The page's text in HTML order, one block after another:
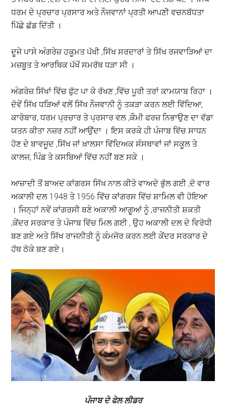
ਧਰਮ ਦੇ ਪ੍ਰਚਾਰ ਪ੍ਰਸਾਰ ਅਤੇ ਨੌਜਵਾਨਾਂ ਪ੍ਰਤੀ ਆਪਣੀ ਵਚਨਬੱਧਤਾ
ਪਿੱਛੇ ਛੱਡ ਦਿੱਤੀ ।
ਦੂਜੇ ਪਾਸੇ ਅੰਗਰੇਜ਼ ਹਕੂਮਤ ਪੱਖੀ ,ਸਿੱਖ ਸਰਦਾਰਾਂ ਤੇ ਸਿੱਖ ਰਜਵਾੜਿਆਂ ਦਾ
ਮਜ਼ਬੂਤ ਤੇ ਆਰਥਿਕ ਪੱਖੋਂ ਸਮਰੱਥ ਧੜਾ ਸੀ ।
ਅੰਗਰੇਜ਼ ਸਿੱਖਾਂ ਵਿੱਚ ਫੁੱਟ ਪਾ ਕੇ ਰੱਖਣ ,ਵਿੱਚ ਪੂਰੀ ਤਰਾਂ ਕਾਮਯਾਬ ਰਿਹਾ ।
ਦੋਵੇਂ ਸਿੱਖ ਧੜਿਆਂ ਵਲੋਂ ਸਿੱਖ ਨੌਜਵਾਨੀ ਨੂੰ ਤਕੜਾ ਕਰਨ ਲਈ ਵਿੱਦਿਆ,
ਕਾਰੋਬਾਰ, ਧਰਮ ਪ੍ਰਚਾਰ ਤੇ ਪ੍ਰਸਾਰ ਵਲ ,ਕੌਮੀ ਫਰਜ਼ ਨਿਭਾਉਣ ਦਾ ਵੱਡਾ
ਯਤਨ ਕੀਤਾ ਨਜ਼ਰ ਨਹੀਂ ਆਉਂਦਾ । ਇਸ ਕਰਕੇ ਹੀ ਪੰਜਾਬ ਵਿੱਚ ਸਾਧਨ
ਹੋਣ ਦੇ ਬਾਵਜੂਦ ,ਸਿੱਖ ਜਾਂ ਖ਼ਾਲਸਾ ਵਿੱਦਿਅਕ ਸੰਸਥਾਵਾਂ ਜਾਂ ਸਕੂਲ ਤੇ
ਕਾਲਜ, ਪਿੰਡ ਤੇ ਕਸਬਿਆਂ ਵਿੱਚ ਨਹੀਂ ਬਣ ਸਕੇ ।
ਆਜ਼ਾਦੀ ਤੋਂ ਬਾਅਦ ਕਾਂਗਰਸ ਸਿੱਖ ਨਾਲ ਕੀਤੇ ਵਾਅਦੇ ਭੁੱਲ ਗਈ ,ਦੋ ਵਾਰ
ਅਕਾਲੀ ਦਲ 1948 ਤੇ 1956 ਵਿੱਚ ਕਾਂਗਰਸ ਵਿੱਚ ਸ਼ਾਮਿਲ ਵੀ ਹੋਇਆ
। ਜਿਨ੍ਹਾਂ ਨਵੇਂ ਕਾਂਗਰਸੀ ਬਣੇ ਅਕਾਲੀ ਆਗੂਆਂ ਨੂੰ ,ਰਾਜਨੀਤੀ ਸ਼ਕਤੀ
,ਕੇਂਦਰ ਸਰਕਾਰ ਤੇ ਪੰਜਾਬ ਵਿੱਚ ਮਿਲ ਗਈ , ਉਹ ਅਕਾਲੀ ਦਲ ਦੇ ਵਿਰੋਧੀ
ਬਣ ਗਏ ਅਤੇ ਸਿੱਖ ਰਾਜਨੀਤੀ ਨੂੰ ਕੰਮਜੋਰ ਕਰਨ ਲਈ ਕੇਂਦਰ ਸਰਕਾਰ ਦੇ
ਹੱਥ ਠੋਕੇ ਬਣ ਗਏ।
ਪੰਜਾਬ ਦੇ ਫੇਲ ਲੀਡਰ